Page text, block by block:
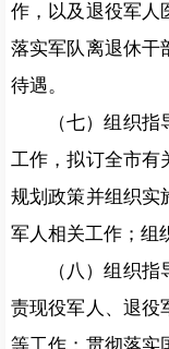
作，以及退役军人
落实军队离退休干
待遇。
（七）组织
工作，拟订全市有
规划政策并组织实
军人相关工作；组
（八）组织
责现役军人、退役